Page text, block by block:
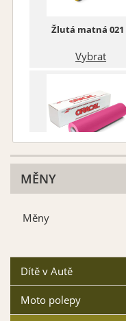
Žlutá matná 021
Vybrat
Vybrat
Fialová matná 043
MĚNY
Měny
Dítě v Autě
Moto polepy